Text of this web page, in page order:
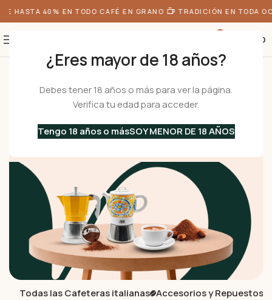
¿Eres mayor de 18 años?
Debes tener 18 años o más para ver la página.
Verifica tu edad para acceder.
Tengo 18 años o másSOY MENOR DE 18 AÑOS
HASTA 40% EN TODO CAFÉ EN GRANO TRADICIÓN EN TODA
0.00
Inducción
aluminio, aptas para todas las fuentes de calor, incluida
inducción.
Todas las Cafeteras italianas Accesorios y Repuestos